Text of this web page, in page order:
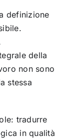
definizione
della
non sono
stessa
tradurre
in qualità